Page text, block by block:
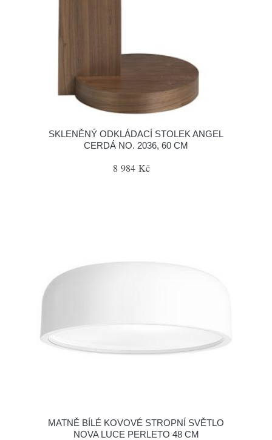
SKLENĚNÝ ODKLÁDACÍ STOLEK ANGEL
CERDÁ NO. 2036, 60 CM
8 984 Kč
MATNĚ BÍLÉ KOVOVÉ STROPNÍ SVĚTLO
NOVA LUCE PERLETO 48 CM